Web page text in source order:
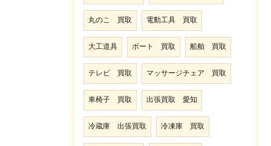
丸のこ 買取 電動工具 買取
大工道具 ボート 買取 船舶 買取
テレビ 買取 マッサージチェア 買取
車椅子 買取 出張買取 愛知
冷蔵庫 出張買取 冷凍庫 買取